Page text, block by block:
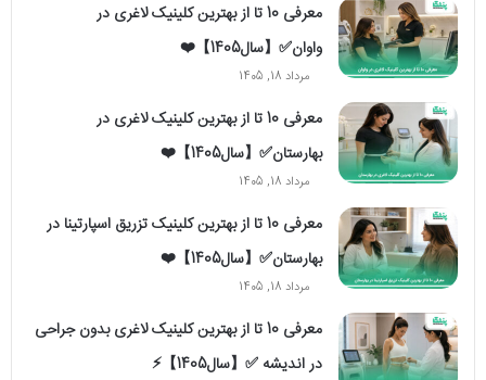
معرفی 10 تا از بهترین کلینیک لاغری در
واوان✅【سال1405】❤️
مرداد 18, 1405
معرفی 10 تا از بهترین کلینیک لاغری در
بهارستان✅【سال1405】❤️
مرداد 18, 1405
معرفی 10 تا از بهترین کلینیک تزریق اسپارتینا در
بهارستان✅【سال1405】❤️
مرداد 18, 1405
معرفی 10 تا از بهترین کلینیک لاغری بدون جراحی
در اندیشه ✅【سال1405】⚡️